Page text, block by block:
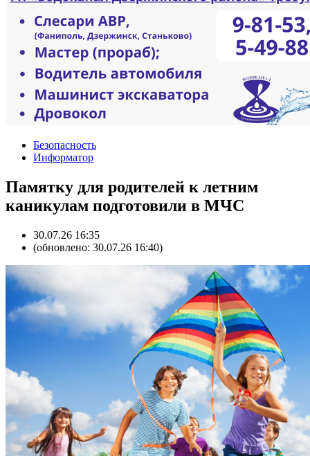
Безопасность
Информатор
Памятку для родителей к летним
каникулам подготовили в МЧС
30.07.26 16:35
(обновлено: 30.07.26 16:40)